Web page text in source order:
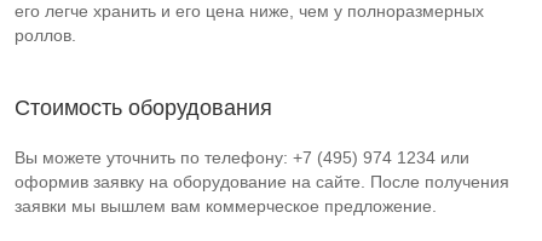
его легче хранить и его цена ниже, чем у полноразмерных
роллов.
Стоимость оборудования
Вы можете уточнить по телефону: +7 (495) 974 1234 или
оформив заявку на оборудование на сайте. После получения
заявки мы вышлем вам коммерческое предложение.